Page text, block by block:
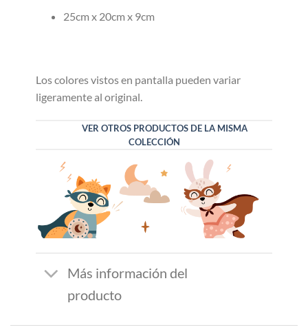
25cm x 20cm x 9cm
Los colores vistos en pantalla pueden variar
ligeramente al original.
VER OTROS PRODUCTOS DE LA MISMA
COLECCIÓN
Más información del
producto